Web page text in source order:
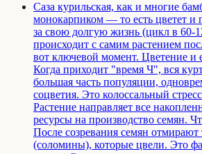
Саза курильская, как и многие
монокарпиком — то есть цветет и
за свою долгую жизнь (цикл в 60-
происходит с самим растением
вот ключевой момент. Цветение и
Когда приходит "время Ч", вся
большая часть популяции,
соцветия. Это колоссальный
Растение направляет все
ресурсы на производство семян.
После созревания семян отмирают
(соломины), которые цвели. Это